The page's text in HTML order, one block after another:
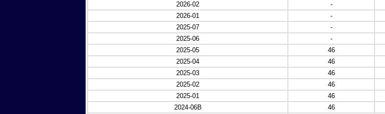
2026-02
-
2026-01
-
2025-07
-
2025-06
-
2025-05
46
2025-04
46
2025-03
46
2025-02
46
2025-01
46
2024-06B
46